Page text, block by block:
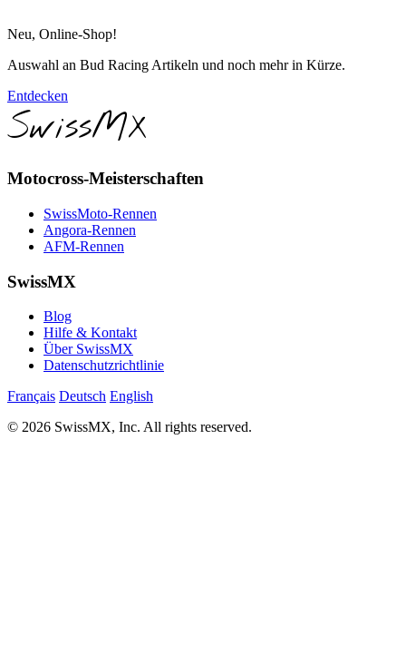
Neu, Online-Shop!
Auswahl an Bud Racing Artikeln und noch mehr in Kürze.
Entdecken
SwissMX
Motocross-Meisterschaften
SwissMoto-Rennen
Angora-Rennen
AFM-Rennen
SwissMX
Blog
Hilfe & Kontakt
Über SwissMX
Datenschutzrichtlinie
Français Deutsch English
© 2026 SwissMX, Inc. All rights reserved.